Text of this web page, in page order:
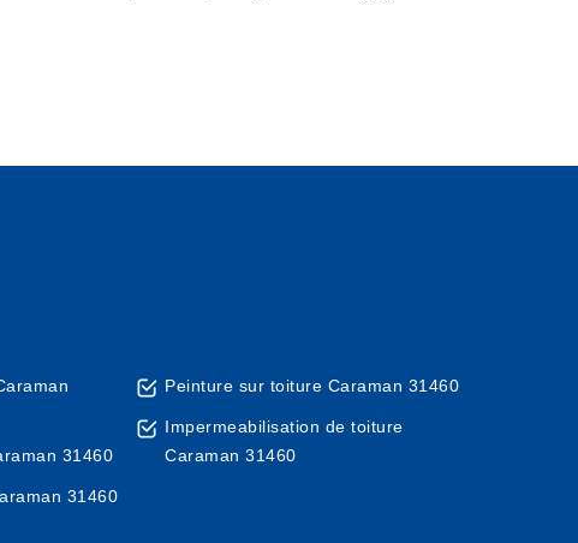
31460
31460
Peinture sur toiture Caraman 31460
Impermeabilisation de toiture
Caraman 31460